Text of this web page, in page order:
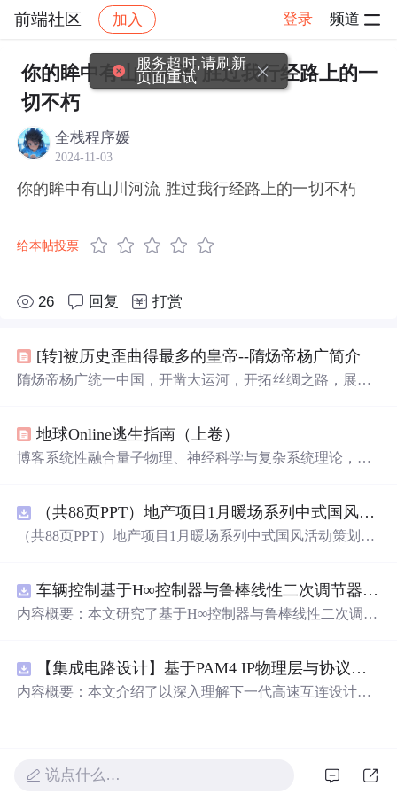
前端社区 加入 登录 频道
社区 前端社区 感慨 帖子详情
你的眸中有山川河流 胜过我行经路上的一
切不朽
全栈程序媛
2024-11-03
你的眸中有山川河流 胜过我行经路上的一切不朽
给本帖投票
26 回复 打赏
[转]被历史歪曲得最多的皇帝--隋炀帝杨广简介
隋炀帝杨广统一中国，开凿大运河，开拓丝绸之路，展现
民伤财导致了隋朝的衰落。
地球Online逃生指南（上卷）
博客系统性融合量子物理、神经科学与复杂系统理论，构
质；提出‘无我布施’作为分布式网络的非对称负熵干预，
建立基于觉知训练的流动生存范式，并用数学模型（如痛
（共88页PPT）地产项目1月暖场系列中式国风活动策划方案.pptx
（共88页PPT）地产项目1月暖场系列中式国风活动策划方
车辆控制基于H∞控制器与鲁棒线性二次调节器RLQR的铰接式重型车辆的稳健路径跟踪控制研究（Matlab代码实现）
内容概要：本文研究了基于H∞控制器与鲁棒线性二次调节
工况下路径跟踪精度低、稳定性差的问题，提出结合H∞控
制与RLQR的复合控制策略，以提升系统对参数不确定
力。; 适合人群：具备自动控制理论基础、车辆工程背景或
【集成电路设计】基于PAM4 IP物理层与协议兼容性验证：5nm工艺下高速互连系统电气合规测试平台
内容概要：本文介绍了以深入理解下一代高速互连设计的
说点什么…
服务超时,请刷新
页面重试